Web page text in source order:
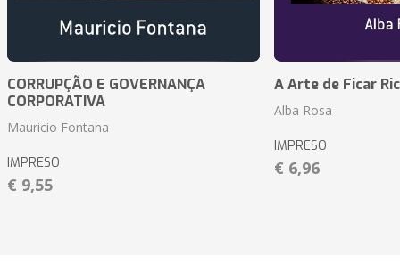
CORRUPÇÃO E GOVERNANÇA
CORPORATIVA
Mauricio Fontana
IMPRESO
€ 9,55
A Arte de Ficar
Alba Rosa
IMPRESO
€ 6,96